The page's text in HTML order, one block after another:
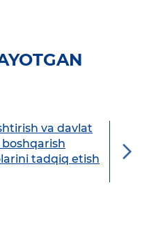
va davlat
tadqiq etish